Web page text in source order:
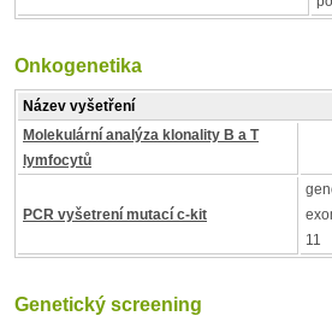
Onkogenetika
Název vyšetření
Molekulární analýza klonality B a T
lymfocytů
PCR vyšetrení mutací c-kit
11
Genetický screening